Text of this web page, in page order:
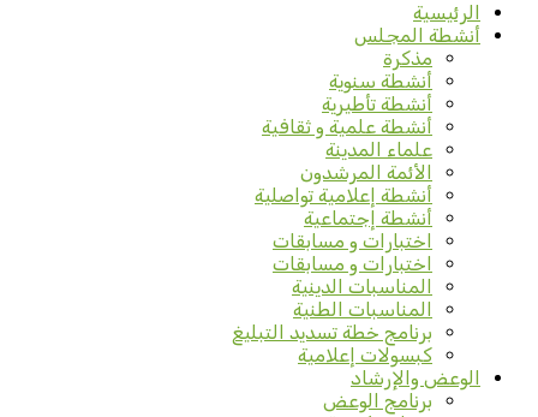
الرئيسية
أنشطة المجلس
مذكرة
أنشطة سنوية
أنشطة تأطيرية
أنشطة علمية و ثقافية
علماء المدينة
الأئمة المرشدون
أنشطة إعلامية تواصلية
أنشطة إجتماعية
اختبارات و مسابقات
اختبارات و مسابقات
المناسبات الدينية
المناسبات الطنية
برنامج خطة تسديد التبليغ
كبسولات إعلامية
الوعض والإرشاد
برنامج الوعض